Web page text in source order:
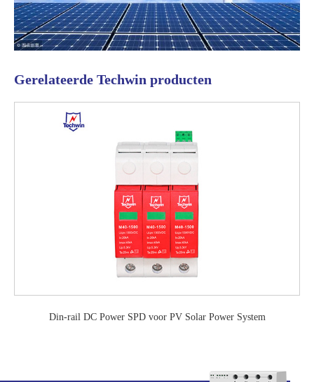
Gerelateerde Techwin producten
Din-rail DC Power SPD voor PV Solar Power System